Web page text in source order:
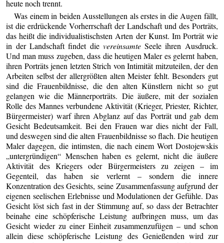
heute noch trennt.
Was einem in beiden Ausstellungen als erstes in die Augen fällt,
ist die erdrückende Vorherrschaft der Landschaft und des Porträts,
das heißt die individualistischsten Arten der Kunst. Im Porträt wie
in der Landschaft findet die vereinsamteSeele ihren Ausdruck.
Und man muss zugeben, dass die heutigen Maler es gelernt haben,
ihren Porträts jenen letzten Strich von Intimität mitzuteilen, der den
Arbeiten selbst der allergrößten alten Meister fehlt. Besonders gut
sind die Frauenbildnisse, die den alten Künstlern nicht so gut
gelangen wie die Männerporträts. Die äußere, mit der sozialen
Rolle des Mannes verbundene Aktivität (Krieger, Priester, Richter,
Bürgermeister) warf ihren Abglanz auf das Porträt und gab dem
Gesicht Bedeutsamkeit. Bei den Frauen war dies nicht der Fall,
und deswegen sind die alten Frauenbildnisse so flach. Die heutigen
Maler dagegen, die intimsten, die nach einem Wort Dostojewskis
„untergründigen“ Menschen haben es gelernt, nicht die äußere
Aktivität des Kriegers oder Bürgermeisters zu zeigen – im
Gegenteil, das haben sie verlernt – sondern die innere
Konzentration des Gesichts, seine Zusammenfassung aufgrund der
eigenen seelischen Erlebnisse und Modulationen der Gefühle. Das
Gesicht löst sich fast in der Stimmung auf, so dass der Betrachter
beinahe eine schöpferische Leistung aufbringen muss, um das
Gesicht wieder zu einer Einheit zusammenzufügen – und schon
allein diese schöpferische Leistung des Genießenden wird zur